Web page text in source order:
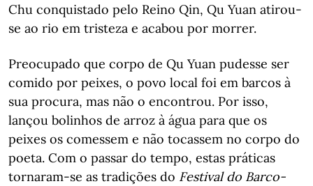
Chu conquistado pelo Reino Qin, Qu Yuan atirou-
se ao rio em tristeza e acabou por morrer.
Preocupado que corpo de Qu Yuan pudesse ser
comido por peixes, o povo local foi em barcos à
sua procura, mas não o encontrou. Por isso,
lançou bolinhos de arroz à água para que os
peixes os comessem e não tocassem no corpo do
poeta. Com o passar do tempo, estas práticas
tornaram-se as tradições do Festival do Barco-